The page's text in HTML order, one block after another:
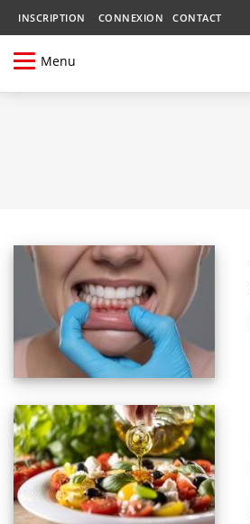
INSCRIPTION CONNEXION CONTACT
Menu